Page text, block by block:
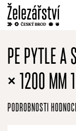
obsah
PE PYTLE A
× 1200 MM
Průměrné
hodnocení
PODROBNOSTI